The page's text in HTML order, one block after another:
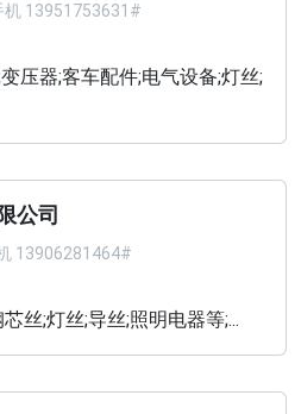
13951753631#
压器;客车配件;电气设备;灯丝;
公司
13906281464#
丝;灯丝;导丝;照明电器等;...